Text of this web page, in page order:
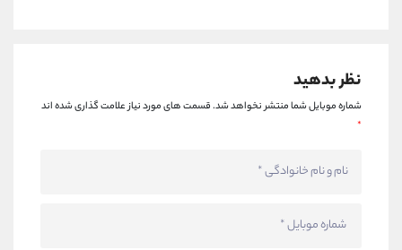
نظر بدهید
شماره موبایل شما منتشر نخواهد شد.قسمت های مورد نیاز علامت گذاری شده اند
*